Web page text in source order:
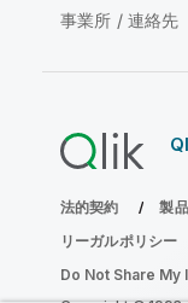
事業所 / 連絡先
法的契約 製
リーガルポリシー
Do Not Share My